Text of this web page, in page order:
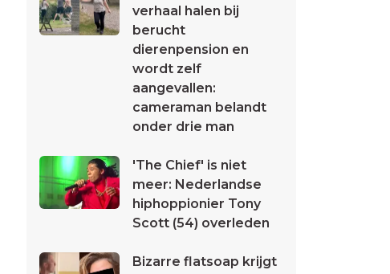
verhaal halen bij
berucht
dierenpension en
wordt zelf
aangevallen:
cameraman belandt
onder drie man
'The Chief' is niet
meer: Nederlandse
hiphoppionier Tony
Scott (54) overleden
Bizarre flatsoap krijgt